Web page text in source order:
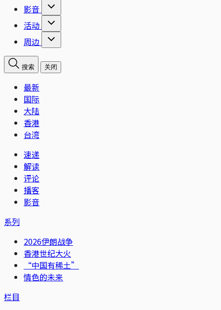
影音
活动
周边
搜索 关闭
最新
国际
大陆
香港
台湾
速递
解读
评论
播客
影音
系列
2026伊朗战争
香港世纪大火
“中国有稀土”
情色的未来
栏目